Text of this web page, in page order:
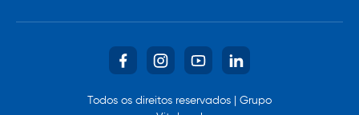
Todos os direitos reservados | Grupo
VIVI – Canal de Vendas
Fale com um dos nossos consultores